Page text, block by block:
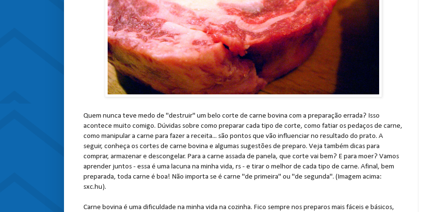
Quem nunca teve medo de "destruir" um belo corte de carne bovina com a preparação errada? Isso
acontece muito comigo. Dúvidas sobre como preparar cada tipo de corte, como fatiar os pedaços de carne,
como manipular a carne para fazer a receita... são pontos que vão influenciar no resultado do prato. A
seguir, conheça os cortes de carne bovina e algumas sugestões de preparo. Veja também dicas para
comprar, armazenar e descongelar. Para a carne assada de panela, que corte vai bem? E para moer? Vamos
aprender juntos - essa é uma lacuna na minha vida, rs - e tirar o melhor de cada tipo de carne. Afinal, bem
preparada, toda carne é boa! Não importa se é carne "de primeira" ou "de segunda". (Imagem acima:
sxc.hu).
Carne bovina é uma dificuldade na minha vida na cozinha. Fico sempre nos preparos mais fáceis e básicos,